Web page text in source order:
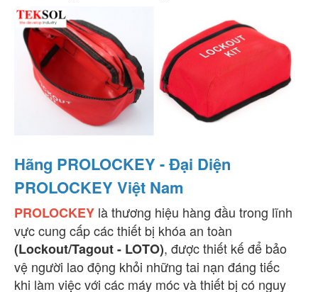
Hãng PROLOCKEY - Đại Diện
PROLOCKEY Việt Nam
PROLOCKEY là thương hiệu hàng đầu trong lĩnh
vực cung cấp các thiết bị khóa an toàn
(Lockout/Tagout - LOTO), được thiết kế để bảo
vệ người lao động khỏi những tai nạn đáng tiếc
khi làm việc với các máy móc và thiết bị có nguy